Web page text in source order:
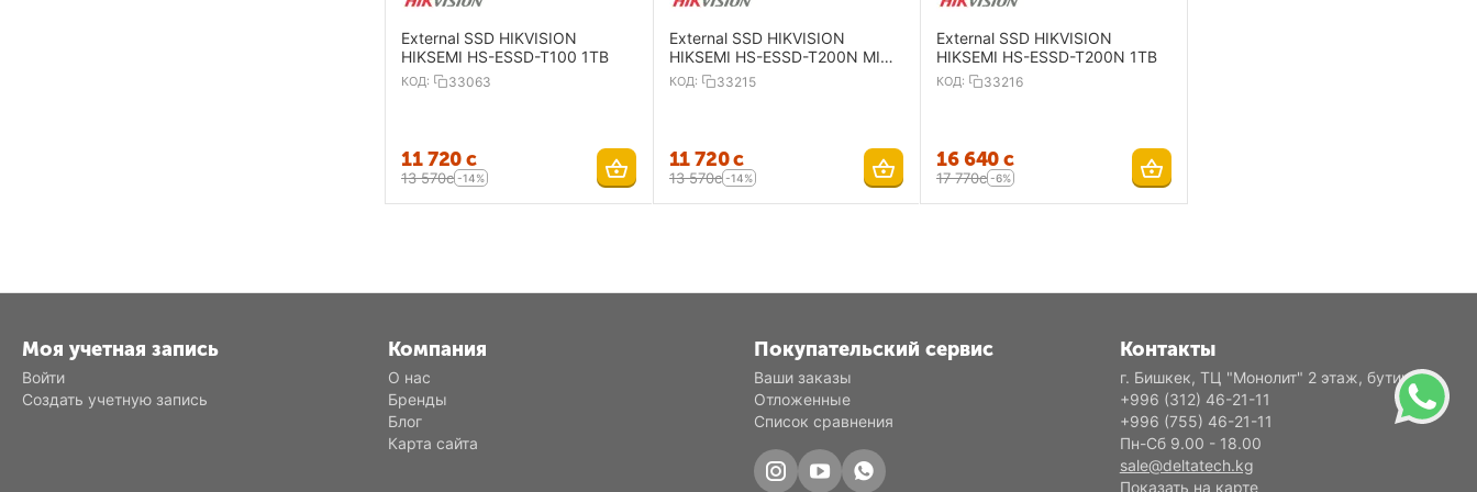
External SSD HIKVISION
HIKSEMI HS-ESSD-T100 1TB
КОД: 33063
11 720с
13 570с -14%
External SSD HIKVISION
HIKSEMI HS-ESSD-T200N MINI
1TB
КОД: 33215
11 720с
13 570с -14%
External SSD HIKVISION
HIKSEMI HS-ESSD-T200N 1TB
КОД: 33216
16 640с
17 770с -6%
Моя учетная запись
Войти
Создать учетную запись
Компания
О нас
Бренды
Блог
Карта сайта
Покупательский сервис
Ваши заказы
Отложенные
Список сравнения
Контакты
г. Бишкек, ТЦ "Монолит" 2 этаж, бутик Е2
+996 (312) 46-21-11
+996 (755) 46-21-11
Пн-Сб 9.00 - 18.00
sale@deltatech.kg
Показать на карте